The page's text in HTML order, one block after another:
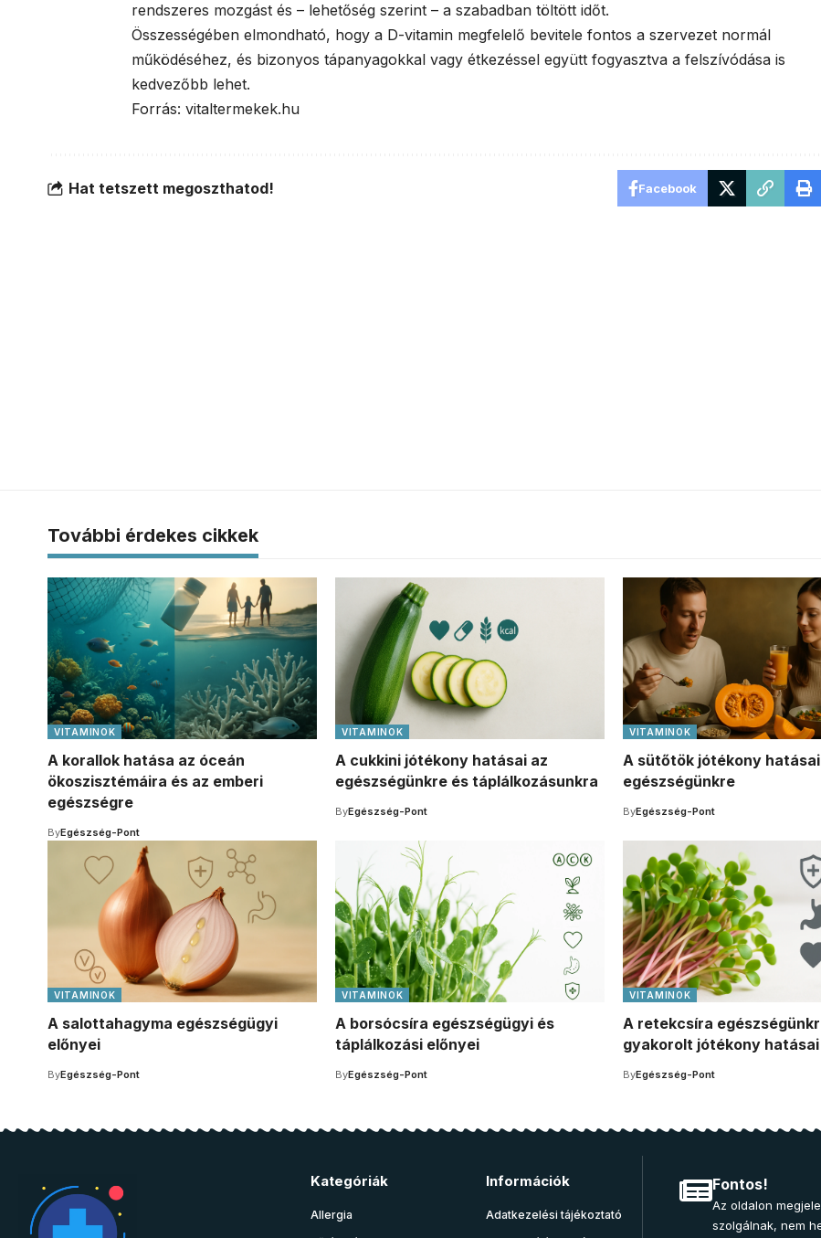
rendszeres mozgást és – lehetőség szerint – a szabadban töltött időt.
Összességében elmondható, hogy a D-vitamin megfelelő bevitele fontos a szervezet normál
működéséhez, és bizonyos tápanyagokkal vagy étkezéssel együtt fogyasztva a felszívódása is
kedvezőbb lehet.
Forrás: vitaltermekek.hu
Hat tetszett megoszthatod! Facebook
További érdekes cikkek
VITAMINOK
A korallok hatása az óceán
ökoszisztémáira és az emberi
egészségre
ByEgészség-Pont
VITAMINOK
A cukkini jótékony hatásai az
egészségünkre és táplálkozásunkra
ByEgészség-Pont
VITAMINOK
A sütőtök jótékony
egészségünkre
ByEgészség-Pont
VITAMINOK
A salottahagyma egészségügyi
előnyei
ByEgészség-Pont
VITAMINOK
A borsócsíra egészségügyi és
táplálkozási előnyei
ByEgészség-Pont
VITAMINOK
A retekcsíra
gyakorolt jótékony hatásai
ByEgészség-Pont
Kategóriák
Allergia
Információk
Adatkezelési tájékoztató
Fontos!
Az oldalon
szolgálnak, nem